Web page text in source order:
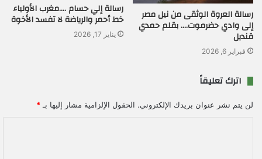
رسالة العروة الوثقى من نيل مصر
إلى وادي حضرموت…. بقلم حمدي
قنديل
فبراير 6, 2026
رسالة إلي حسام ….مغرب الأولياء
خط أحمر والرياضة لا تفسد الأخوة
يناير 17, 2026
اترك تعليقاً
لن يتم نشر عنوان بريدك الإلكتروني. الحقول الإلزامية مشار إليها بـ *